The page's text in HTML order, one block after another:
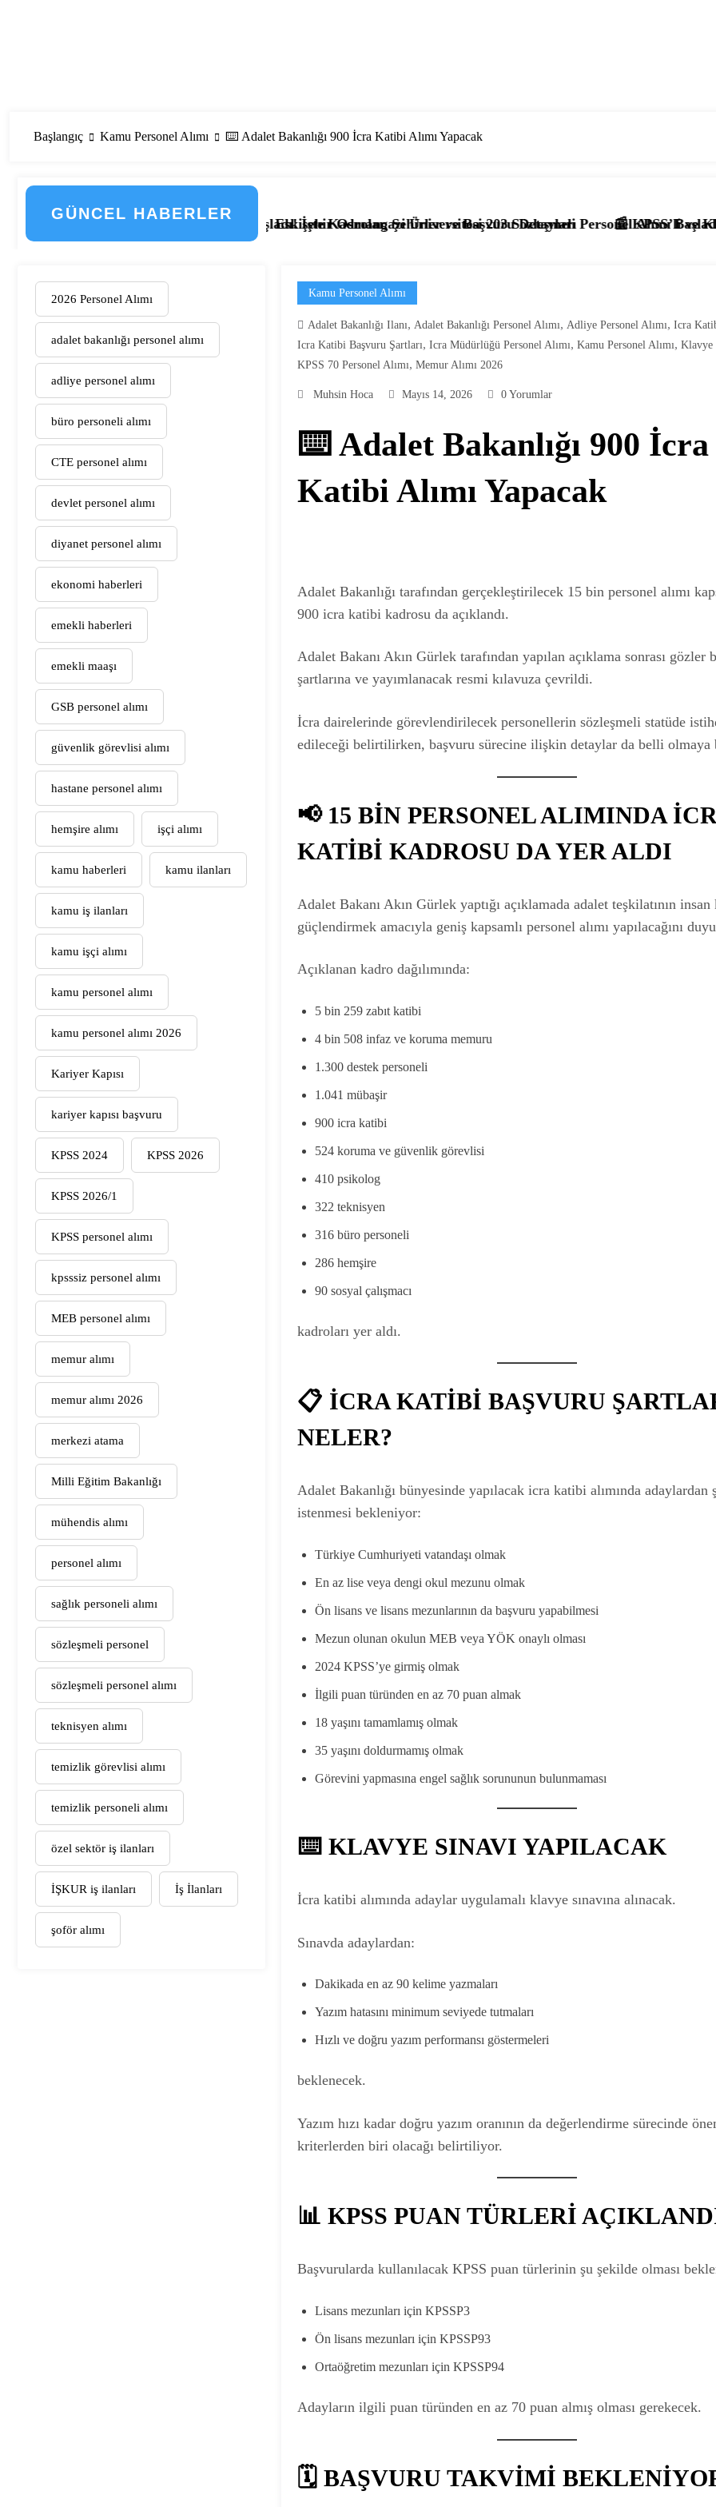
Başlangıç Kamu Personel Alımı ⌨️ Adalet Bakanlığı 900 İcra Katibi Alımı Yapacak
GÜNCEL HABERLER
DetaylarıAlımı Başladı! İşte Kadrolar, Şehirler ve Başvuru Detayları
Eskişehir Osmangazi Üniversitesi 203 Sözleşmeli Personel Alımı Başladı! İşte Kadrolar, Şartlar
📰 KPSS’li ve KPSS’siz 4.397 Temizlik
2026 Personel Alımı
adalet bakanlığı personel alımı
adliye personel alımı
büro personeli alımı
CTE personel alımı
devlet personel alımı
diyanet personel alımı
ekonomi haberleri
emekli haberleri
emekli maaşı
GSB personel alımı
güvenlik görevlisi alımı
hastane personel alımı
hemşire alımı işçi alımı
kamu haberleri kamu ilanları
kamu iş ilanları
kamu işçi alımı
kamu personel alımı
kamu personel alımı 2026
Kariyer Kapısı
kariyer kapısı başvuru
KPSS 2024 KPSS 2026
KPSS 2026/1
KPSS personel alımı
kpsssiz personel alımı
MEB personel alımı
memur alımı
memur alımı 2026
merkezi atama
Milli Eğitim Bakanlığı
mühendis alımı
personel alımı
sağlık personeli alımı
sözleşmeli personel
sözleşmeli personel alımı
teknisyen alımı
temizlik görevlisi alımı
temizlik personeli alımı
özel sektör iş ilanları
İŞKUR iş ilanları İş İlanları
şoför alımı
Kamu Personel Alımı
Adalet Bakanlığı Ilanı, Adalet Bakanlığı Personel Alımı, Adliye Personel Alımı, Icra
Icra Katibi Başvuru Şartları, Icra Müdürlüğü Personel Alımı, Kamu Personel Alımı, Klavye
KPSS 70 Personel Alımı, Memur Alımı 2026
Muhsin Hoca Mayıs 14, 2026 0 Yorumlar
⌨️ Adalet Bakanlığı 900 İcra
Katibi Alımı Yapacak
Adalet Bakanlığı tarafından gerçekleştirilecek 15 bin personel alımı
900 icra katibi kadrosu da açıklandı.
Adalet Bakanı Akın Gürlek tarafından yapılan açıklama sonrası gözler
şartlarına ve yayımlanacak resmi kılavuza çevrildi.
İcra dairelerinde görevlendirilecek personellerin sözleşmeli statüde
edileceği belirtilirken, başvuru sürecine ilişkin detaylar da belli olmaya
📢 15 BİN PERSONEL ALIMINDA
KATİBİ KADROSU DA YER ALDI
Adalet Bakanı Akın Gürlek yaptığı açıklamada adalet teşkilatının insan
güçlendirmek amacıyla geniş kapsamlı personel alımı yapılacağını
Açıklanan kadro dağılımında:
5 bin 259 zabıt katibi
4 bin 508 infaz ve koruma memuru
1.300 destek personeli
1.041 mübaşir
900 icra katibi
524 koruma ve güvenlik görevlisi
410 psikolog
322 teknisyen
316 büro personeli
286 hemşire
90 sosyal çalışmacı
kadroları yer aldı.
📋 İCRA KATİBİ BAŞVURU
NELER?
Adalet Bakanlığı bünyesinde yapılacak icra katibi alımında adaylardan
istenmesi bekleniyor:
Türkiye Cumhuriyeti vatandaşı olmak
En az lise veya dengi okul mezunu olmak
Ön lisans ve lisans mezunlarının da başvuru yapabilmesi
Mezun olunan okulun MEB veya YÖK onaylı olması
2024 KPSS’ye girmiş olmak
İlgili puan türünden en az 70 puan almak
18 yaşını tamamlamış olmak
35 yaşını doldurmamış olmak
Görevini yapmasına engel sağlık sorununun bulunmaması
⌨️ KLAVYE SINAVI YAPILACAK
İcra katibi alımında adaylar uygulamalı klavye sınavına alınacak.
Sınavda adaylardan:
Dakikada en az 90 kelime yazmaları
Yazım hatasını minimum seviyede tutmaları
Hızlı ve doğru yazım performansı göstermeleri
beklenecek.
Yazım hızı kadar doğru yazım oranının da değerlendirme sürecinde
kriterlerden biri olacağı belirtiliyor.
📊 KPSS PUAN TÜRLERİ
Başvurularda kullanılacak KPSS puan türlerinin şu şekilde olması
Lisans mezunları için KPSSP3
Ön lisans mezunları için KPSSP93
Ortaöğretim mezunları için KPSSP94
Adayların ilgili puan türünden en az 70 puan almış olması gerekecek.
🗓️ BAŞVURU TAKVİMİ